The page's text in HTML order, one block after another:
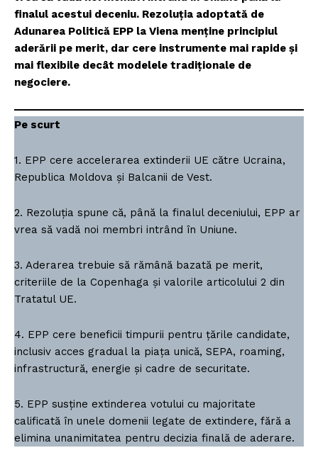
finalul acestui deceniu. Rezoluția adoptată de
Adunarea Politică EPP la Viena menține principiul
aderării pe merit, dar cere instrumente mai rapide și
mai flexibile decât modelele tradiționale de
negociere.
Pe scurt
1. EPP cere accelerarea extinderii UE către Ucraina,
Republica Moldova și Balcanii de Vest.
2. Rezoluția spune că, până la finalul deceniului, EPP ar
vrea să vadă noi membri intrând în Uniune.
3. Aderarea trebuie să rămână bazată pe merit,
criteriile de la Copenhaga și valorile articolului 2 din
Tratatul UE.
4. EPP cere beneficii timpurii pentru țările candidate,
inclusiv acces gradual la piața unică, SEPA, roaming,
infrastructură, energie și cadre de securitate.
5. EPP susține extinderea votului cu majoritate
calificată în unele domenii legate de extindere, fără a
elimina unanimitatea pentru decizia finală de aderare.